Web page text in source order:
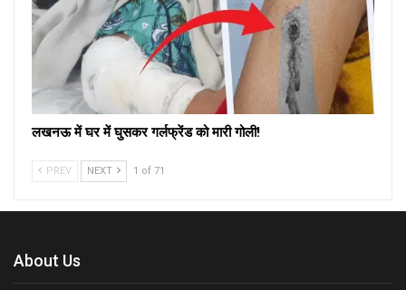
लखनऊ में घर में घुसकर गर्लफ्रेंड को मारी गोली!
PREV NEXT 1 of 71
About Us